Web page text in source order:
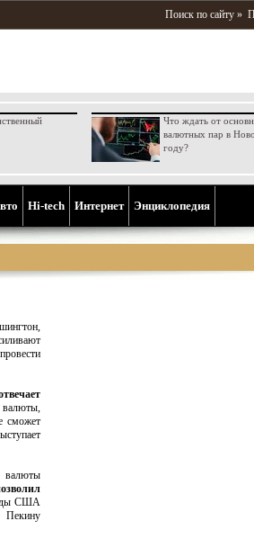
Поиск по сайту »
Что ждать от
валютных пар в
году?
Hi-tech Интернет Энциклопедия
валюты,
сможет
США
Пекину